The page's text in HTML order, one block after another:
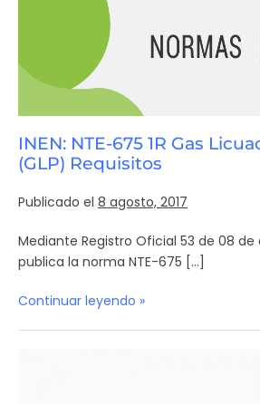
INEN: NTE-675 1R Gas
(GLP) Requisitos
Publicado el 8 agosto, 2017
Mediante Registro Oficial 53 de 08 de
publica la norma NTE-675 […]
Continuar leyendo »